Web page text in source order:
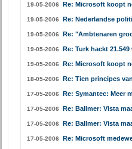
19-05-2006 Re: Microsoft koopt
19-05-2006 Re: Nederlandse
19-05-2006 Re: "Ambtenaren
19-05-2006 Re: Turk hackt
19-05-2006 Re: Microsoft koopt
18-05-2006 Re: Tien principes
17-05-2006 Re: Symantec: Meer
17-05-2006 Re: Ballmer: Vista
17-05-2006 Re: Ballmer: Vista
17-05-2006 Re: Microsoft